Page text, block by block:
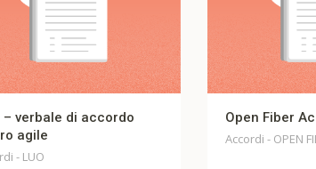
Open Fiber Accordo PDR